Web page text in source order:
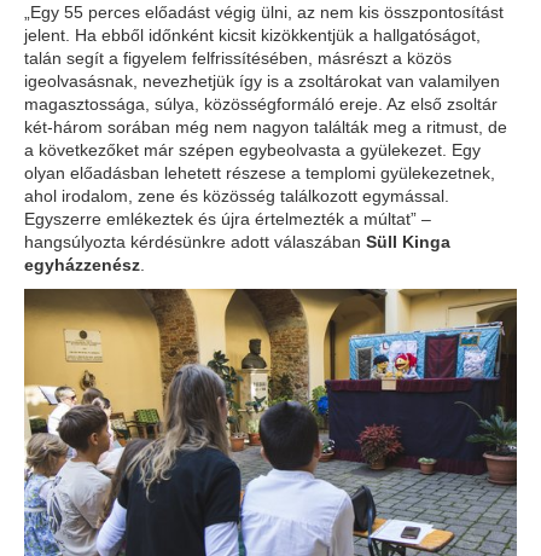
„Egy 55 perces előadást végig ülni, az nem kis összpontosítást
jelent. Ha ebből időnként kicsit kizökkentjük a hallgatóságot,
talán segít a figyelem felfrissítésében, másrészt a közös
igeolvasásnak, nevezhetjük így is a zsoltárokat van valamilyen
magasztossága, súlya, közösségformáló ereje. Az első zsoltár
két-három sorában még nem nagyon találták meg a ritmust, de
a következőket már szépen egybeolvasta a gyülekezet. Egy
olyan előadásban lehetett részese a templomi gyülekezetnek,
ahol irodalom, zene és közösség találkozott egymással.
Egyszerre emlékeztek és újra értelmezték a múltat” –
hangsúlyozta kérdésünkre adott válaszában Süll Kinga
egyházzenész